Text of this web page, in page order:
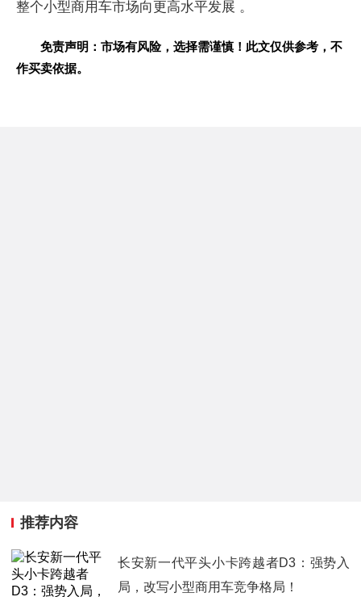
整个小型商用车市场向更高水平发展 。
免责声明：市场有风险，选择需谨慎！此文仅供参考，不
作买卖依据。
推荐内容
长安新一代平头小卡跨越者D3：强势入
局，改写小型商用车竞争格局！